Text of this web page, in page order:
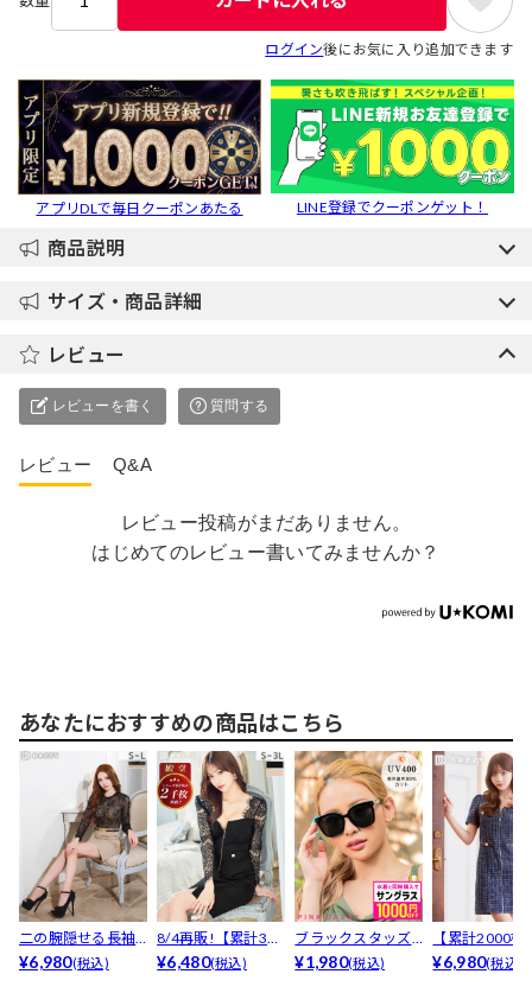
ログイン後にお気に入り追加できます
アプリDLで毎日クーポンあたる LINE登録でクーポンゲット！
商品説明
サイズ・商品詳細
レビュー
レビューを書く 質問する
レビュー Q&A
レビュー投稿がまだありません。
はじめてのレビュー書いてみませんか？
あなたにおすすめの商品はこちら
二の腕隠せる長袖
フラワーレース×ベ
¥6,980(税込)
8/4再販!【累計300
0枚販売・3L...
¥6,480(税込)
ブラックスタッズ
サングラス
¥1,980(税込)
【累計2000枚
売】細見え間
¥6,980(税込)